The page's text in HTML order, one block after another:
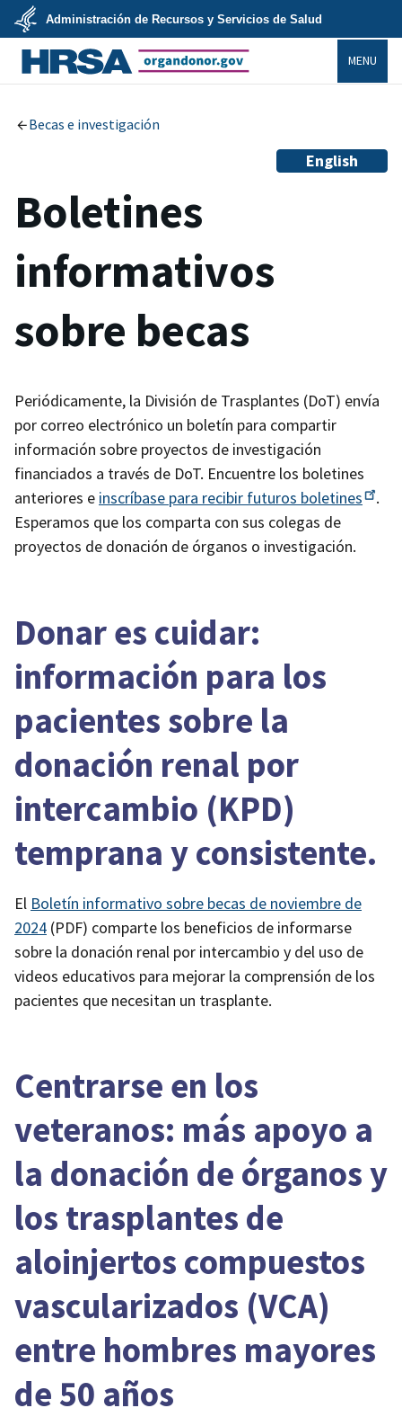
Skip
main
content
U.S.
Department
of
Health
Services
Administración de Recursos y Servicios de Salud
MENU
Becas e investigación
English
Boletines
informativos
sobre becas
Periódicamente, la División de Trasplantes (DoT) envía
por correo electrónico un boletín para compartir
información sobre proyectos de investigación
financiados a través de DoT. Encuentre los boletines
anteriores e inscríbase para recibir futuros boletines
.
Esperamos que los comparta con sus colegas de
proyectos de donación de órganos o investigación.
Donar es cuidar:
información para los
pacientes sobre la
donación renal por
intercambio (KPD)
temprana y consistente.
El Boletín informativo sobre becas de noviembre de
2024 (PDF) comparte los beneficios de informarse
sobre la donación renal por intercambio y del uso de
videos educativos para mejorar la comprensión de los
pacientes que necesitan un trasplante.
Centrarse en los
veteranos: más apoyo a
la donación de órganos y
los trasplantes de
aloinjertos compuestos
vascularizados (VCA)
entre hombres mayores
de 50 años